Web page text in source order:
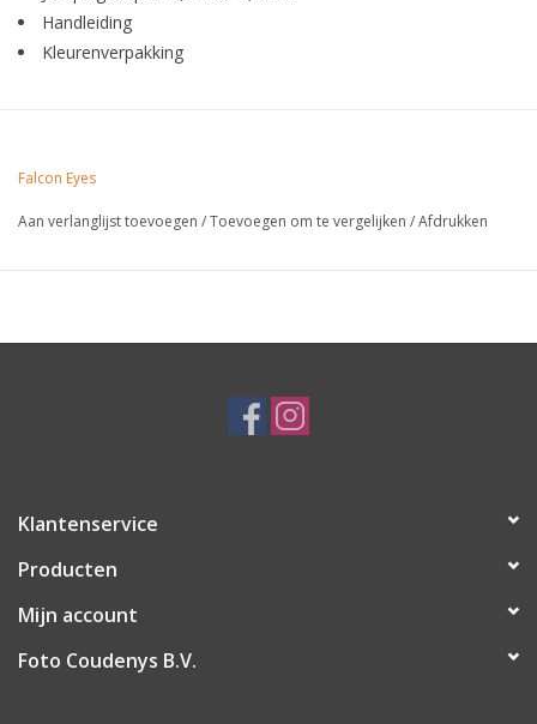
Handleiding
Kleurenverpakking
Falcon Eyes
Aan verlanglijst toevoegen /Toevoegen om te vergelijken /Afdrukken
Klantenservice
Producten
Mijn account
Foto Coudenys B.V.